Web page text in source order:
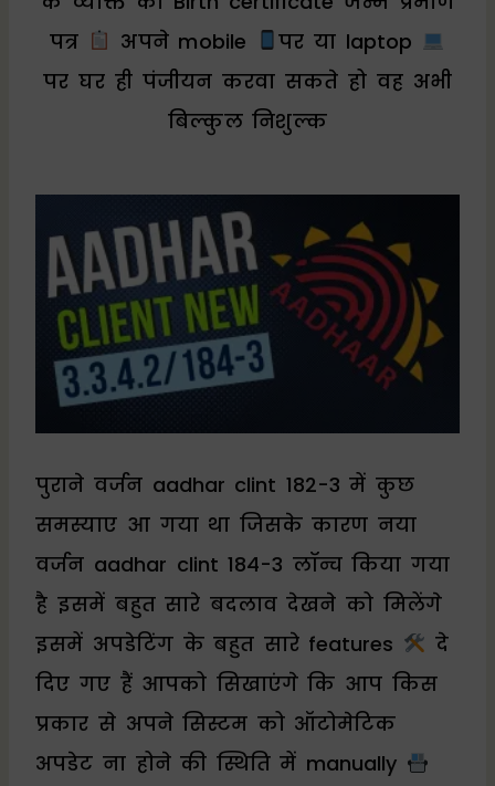
पत्र
अपने mobile
पर या laptop
पर घर ही पंजीयन करवा सकते हो वह अभी
बिल्कुल निशुल्क
पुराने वर्जन aadhar clint 182-3 में कुछ
समस्याए आ गया था जिसके कारण नया
वर्जन aadhar clint 184-3 लॉन्च किया गया
है इसमें बहुत सारे बदलाव देखने को मिलेंगे
इसमें अपडेटिंग के बहुत सारे features
दे
दिए गए हैं आपको सिखाएंगे कि आप किस
प्रकार से अपने सिस्टम को ऑटोमेटिक
अपडेट ना होने की स्थिति में manually